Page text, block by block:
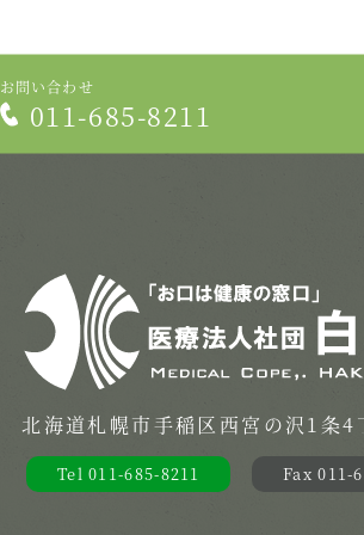
お問い合わせ
011-685-8211
北海道札幌市手稲区西宮の沢1条
Tel 011-685-8211 Fax 011-